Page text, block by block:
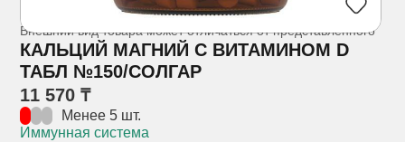
Внешний вид товара может отличаться от представленного
КАЛЬЦИЙ МАГНИЙ С ВИТАМИНОМ D
ТАБЛ №150/СОЛГАР
11 570 ₸
Менее 5 шт.
Иммунная система